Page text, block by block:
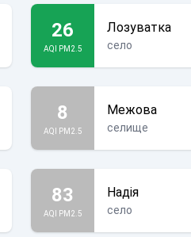
26
AQI PM2.5
Лозуватка
село
8
AQI PM2.5
Межова
селище
83
AQI PM2.5
Надія
село